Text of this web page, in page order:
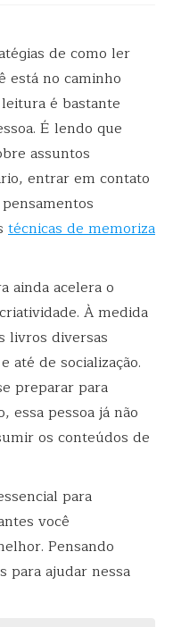
de como ler
está no caminho
é bastante
É lendo que
assuntos
entrar em contato
técnicas de memoriza
ainda acelera o
À medida
livros diversas
até de socialização.
preparar para
essa pessoa já não
os conteúdos de
para
você
Pensando
para ajudar nessa